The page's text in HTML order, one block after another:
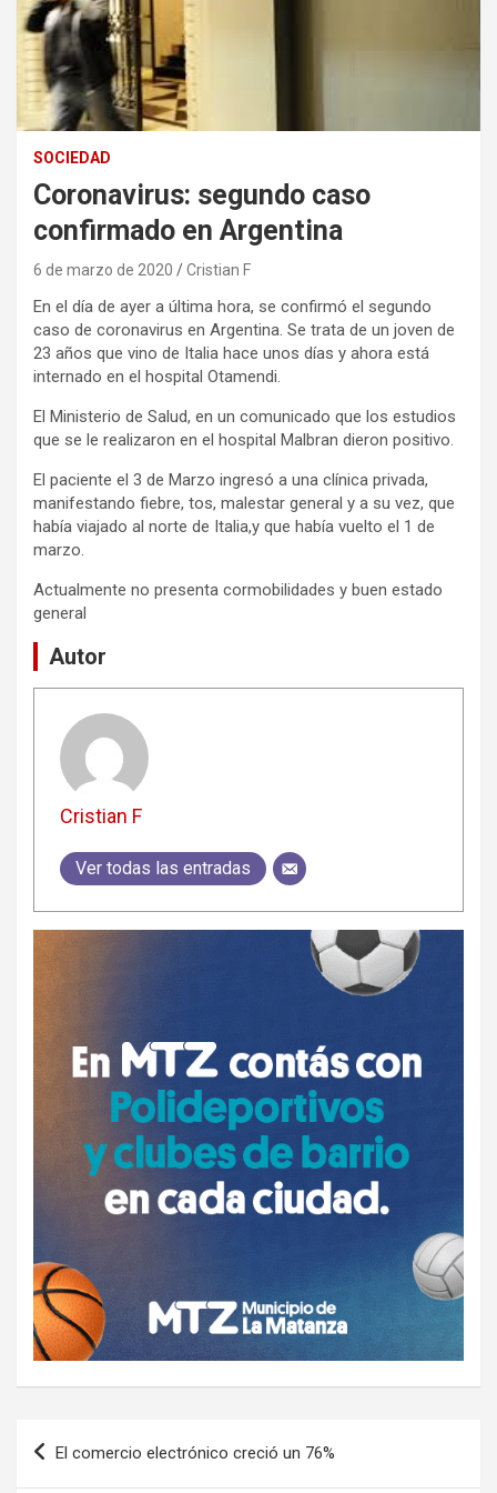
SOCIEDAD
Coronavirus: segundo caso
confirmado en Argentina
6 de marzo de 2020 Cristian F
En el día de ayer a última hora, se confirmó el segundo
caso de coronavirus en Argentina. Se trata de un joven de
23 años que vino de Italia hace unos días y ahora está
internado en el hospital Otamendi.
El Ministerio de Salud, en un comunicado que los estudios
que se le realizaron en el hospital Malbran dieron positivo.
El paciente el 3 de Marzo ingresó a una clínica privada,
manifestando fiebre, tos, malestar general y a su vez, que
había viajado al norte de Italia,y que había vuelto el 1 de
marzo.
Actualmente no presenta cormobilidades y buen estado
general
Autor
Cristian F
Ver todas las entradas
Navegación
El comercio electrónico creció un 76%